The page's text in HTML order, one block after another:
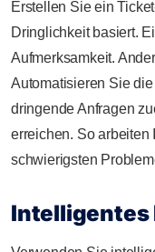
Erstellen Sie ein
Dringlichkeit basiert.
Aufmerksamkeit.
Automatisieren Sie
dringende Anfragen
erreichen. So arbeiten
schwierigsten
Intelligentes